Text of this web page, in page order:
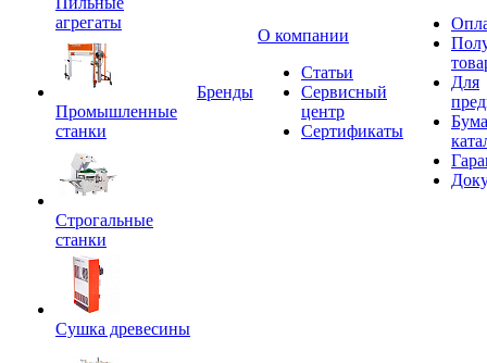
агрегаты
Промышленные
станки
Строгальные
станки
Сушка древесины
Бренды
O компании
Статьи
Сервисный
центр
Сертификаты
Для